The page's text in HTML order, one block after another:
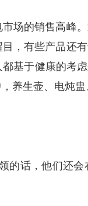
的销售高峰。
，有些产品还
基于健康的考
养生壶、电炖
话，他们还会